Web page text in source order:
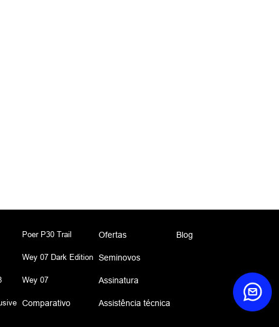
Poer P30 Trail
Wey 07 Dark Edition
Wey 07
Comparativo
Ofertas
Seminovos
Assinatura
Assistência técnica
Blog